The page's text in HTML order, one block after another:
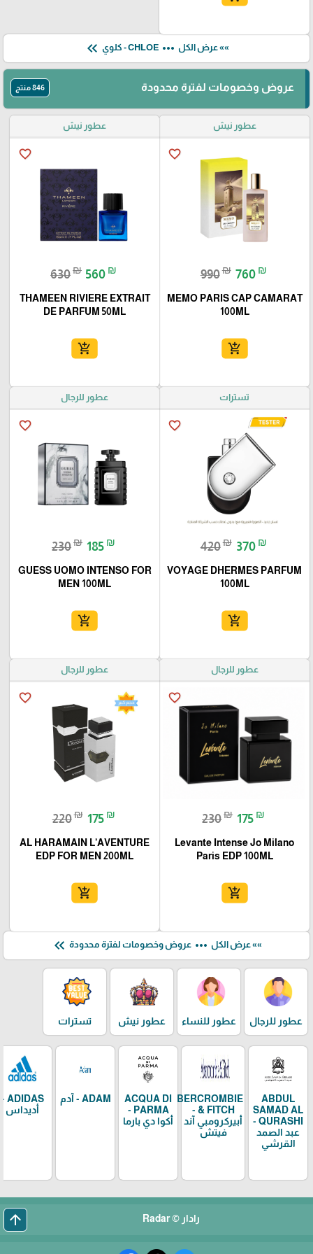
»» عرض الكل more_horiz
keyboard_double_arrow_left
عروض وخصومات لفترة محدودة 846 منتج
عطور نيش
favorite_border
990₪ 760 ₪
MEMO PARIS CAP CAMARAT
100ML
add_shopping_cart
عطور نيش
favorite_border
630₪ 560 ₪
THAMEEN RIVIERE EXTRAIT
DE PARFUM 50ML
add_shopping_cart
تسترات
favorite_border
420₪ 370 ₪
VOYAGE DHERMES PARFUM
100ML
add_shopping_cart
عطور للرجال
favorite_border
230₪ 185 ₪
GUESS UOMO INTENSO FOR
MEN 100ML
add_shopping_cart
عطور للرجال
favorite_border
230₪ 175 ₪
Levante Intense Jo Milano
Paris EDP 100ML
add_shopping_cart
عطور للرجال
favorite_border
220₪ 175 ₪
AL HARAMAIN L’AVENTURE
EDP FOR MEN 200ML
add_shopping_cart
»» عرض الكل more_horiz عروض وخصومات لفترة محدودة keyboard_double_arrow_left
عطور للرجال عطور للنساء عطور نيش تسترات
ABDUL
SAMAD AL
QURASHI -
عبد الصمد
القرشي
ABERCROMBIE
& FITCH -
أبيركرومبي آند
فيتش
ACQUA DI
PARMA -
أكوا دي بارما
ADAM - آدم
ADIDAS -
أديداس
رادار © Radar arrow_upward